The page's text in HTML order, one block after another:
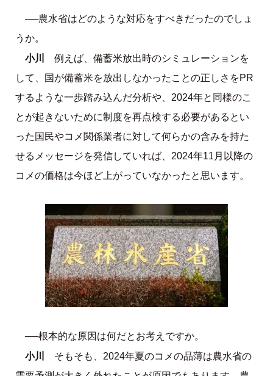
──農水省はどのような対応をすべきだったのでしょ
うか。
小川
例えば、備蓄米放出時のシミュレーションを
して、国が備蓄米を放出しなかったことの正しさをPR
するような一歩踏み込んだ分析や、2024年と同様のこ
とが起きないために制度を再点検する必要があるとい
った国民やコメ関係業者に対して何らかの含みを持た
せるメッセージを発信していれば、2024年11月以降の
コメの価格は今ほど上がっていなかったと思います。
──根本的な原因は何だとお考えですか。
小川 そもそも、2024年夏のコメの品薄は農水省の